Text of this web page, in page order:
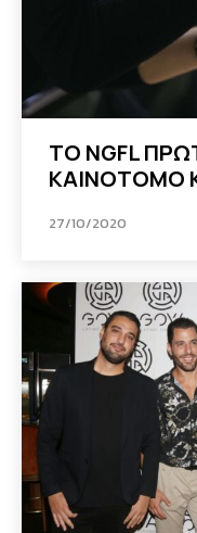
ΤΟ NGFL
ΚΑΙΝΟΤΟΜΟ
27/10/2020